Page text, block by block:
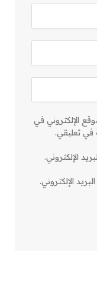
الإلكتروني في
في تعليقي.
الإلكتروني.
الإلكتروني.